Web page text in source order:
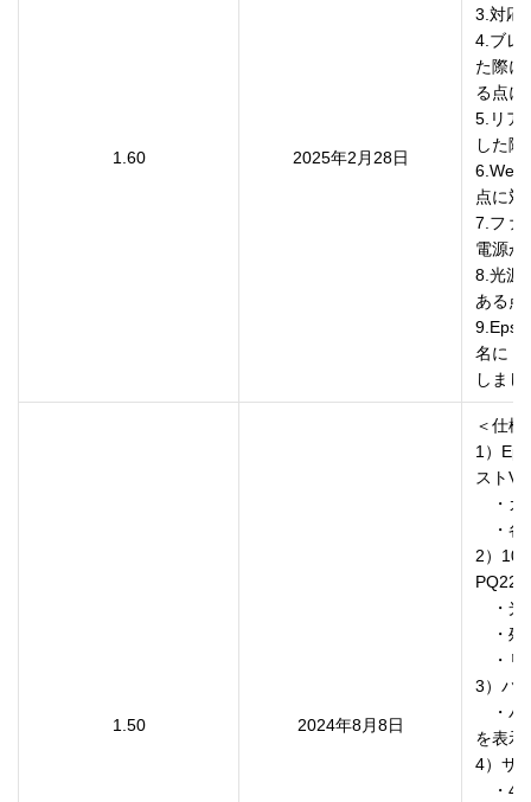
1.60 2025年2月28日
3.対応
4.ブレ
た際に
る点に
5.リア
した
6.Web
点に対
7.ファ
電源が
8.光源
ある点
名に「
しまし
1.50 2024年8月8日
＜仕様
1）
スト
・カ
・各
2）
・光
・残
・リ
3）パ
・パ
を表示
4）サ
・